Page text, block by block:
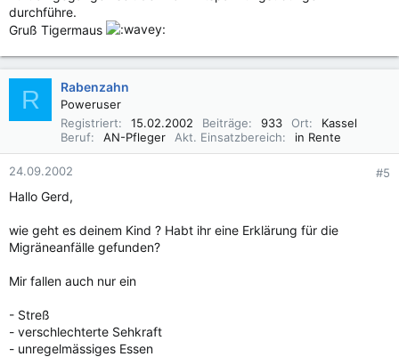
durchführe.
Gruß Tigermaus
R Rabenzahn
Poweruser
Registriert
15.02.2002 Beiträge 933 Ort
Kassel
Beruf
AN-Pfleger Akt. Einsatzbereich in Rente
24.09.2002 #5
Hallo Gerd,
wie geht es deinem Kind ? Habt ihr eine Erklärung für die
Migräneanfälle gefunden?
Mir fallen auch nur ein
- Streß
- verschlechterte Sehkraft
- unregelmässiges Essen